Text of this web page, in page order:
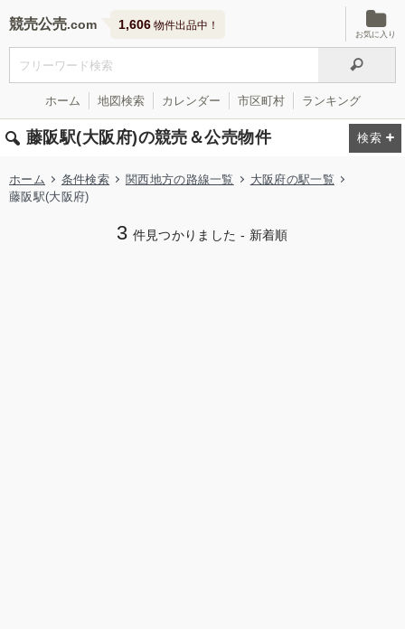
競売公売 1,606 物件出品中！
お気に入り
ホーム 地図検索 カレンダー 市区町村 ランキング
藤阪駅(大阪府)の競売＆公売物件
ホーム 条件検索 関西地方の路線一覧
大阪府の駅一覧
藤阪駅(大阪府)
3 件見つかりました - 新着順